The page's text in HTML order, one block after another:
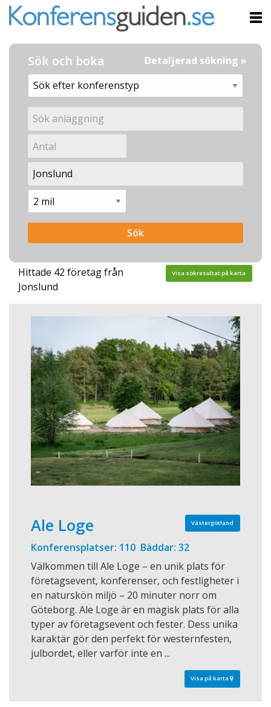
Sök och boka Detaljerad sökning »
Hittade 42 företag från
Jonslund
Visa sökresultat på karta
Västergötland
Ale Loge
Konferensplatser: 110 Bäddar: 32
Välkommen till Ale Loge – en unik plats för
företagsevent, konferenser, och festligheter i
en naturskön miljö – 20 minuter norr om
Göteborg. Ale Loge är en magisk plats för alla
typer av företagsevent och fester. Dess unika
karaktär gör den perfekt för westernfesten,
julbordet, eller varför inte en ...
Visa på karta